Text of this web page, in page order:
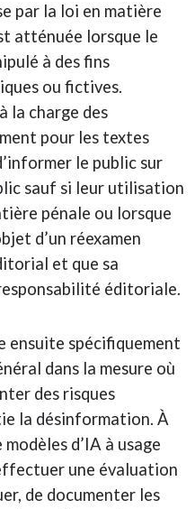
par la loi en matière
atténuée lorsque le
à des fins
ou fictives.
la charge des
pour les textes
le public sur
sauf si leur utilisation
pénale ou lorsque
d’un réexamen
et que sa
éditoriale.
ensuite spécifiquement
dans la mesure où
des risques
la désinformation. À
d’IA à usage
une évaluation
de documenter les